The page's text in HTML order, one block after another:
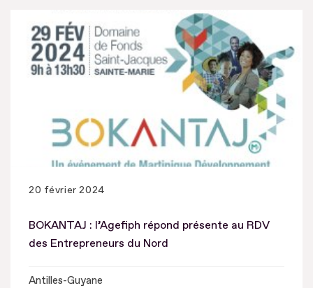
20 février 2024
BOKANTAJ : l’Agefiph répond présente au RDV
des Entrepreneurs du Nord
Antilles-Guyane